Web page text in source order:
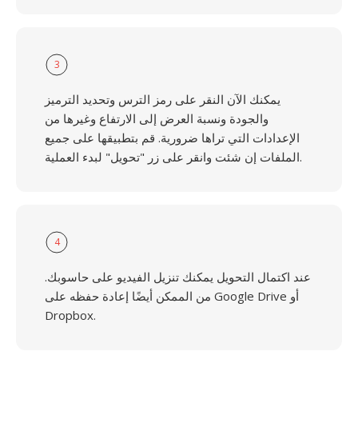
3
يمكنك الآن النقر على رمز الترس وتحديد الترميز
والجودة ونسبة العرض إلى الارتفاع وغيرها من
الإعدادات التي تراها ضرورية. قم بتطبيقها على جميع
الملفات إن شئت وانقر على زر "تحويل" لبدء العملية.
4
عند اكتمال التحويل يمكنك تنزيل الفيديو على حاسوبك.
من الممكن أيضًا إعادة حفظه على Google Drive أو
Dropbox.